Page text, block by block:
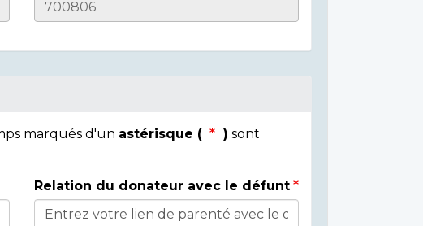
marqués d'un astérisque ( ) sont
Relation du donateur avec le défunt